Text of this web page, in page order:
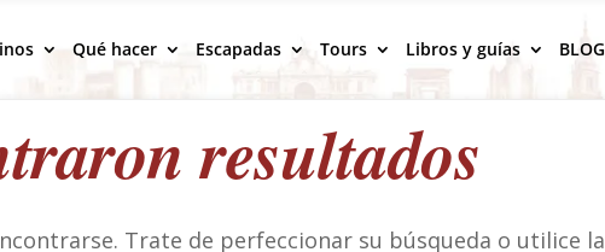
Qué hacer Escapadas Tours Libros y guías BLOG
resultados
Trate de perfeccionar su búsqueda o utilice la